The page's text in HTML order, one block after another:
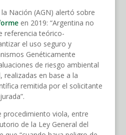
Nación (AGN) alertó sobre
en 2019: “Argentina no
referencia teórico-
el uso seguro y
Genéticamente
de riesgo ambiental
en base a la
remitida por el solicitante
procedimiento viola, entre
de la Ley General del